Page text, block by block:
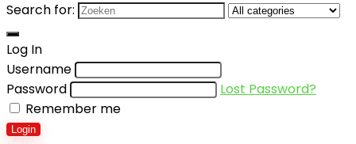
Search for:
Log In
Username
Password
Lost Password?
Remember me
Login